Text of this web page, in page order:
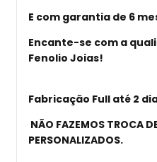
E com garantia de 6
Encante-se com a
Fenolio Joias!
Fabricação Full até 2
NÃO FAZEMOS TROCA
PERSONALIZADOS.